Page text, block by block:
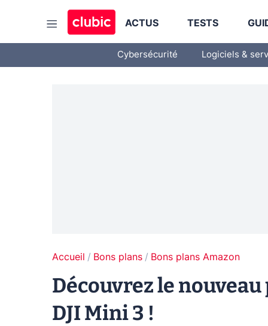
ACTUS TESTS
Cybersécurité Logiciels &
Accueil Bons plans Bons plans Amazon
Découvrez le
DJI Mini 3 !